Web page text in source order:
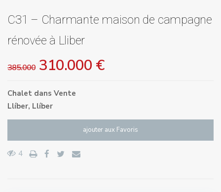
C31 – Charmante maison de campagne
rénovée à Lliber
385.000 310.000 €
Chalet dans Vente
Llíber, Llíber
ajouter aux Favoris
4